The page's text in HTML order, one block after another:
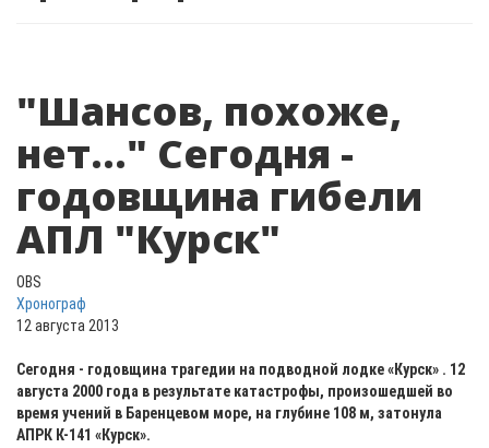
"Шансов, похоже,
нет..." Сегодня -
годовщина гибели
АПЛ "Курск"
OBS
Хронограф
12 августа 2013
Сегодня - годовщина трагедии на подводной лодке «Курск» . 12
августа 2000 года в результате катастрофы, произошедшей во
время учений в Баренцевом море, на глубине 108 м, затонула
АПРК К-141 «Курск».